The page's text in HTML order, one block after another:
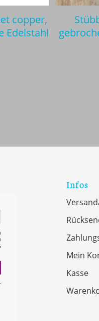
copper,
Edelstahl
Infos
Mein
Kasse